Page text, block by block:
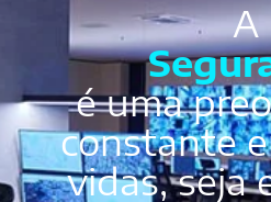
A
é uma
constante
vidas, seja